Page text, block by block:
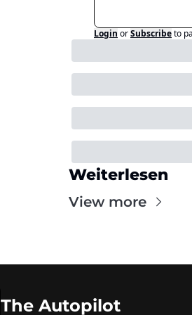
Login orSubscribeto
Weiterlesen
View more
The Autopilot